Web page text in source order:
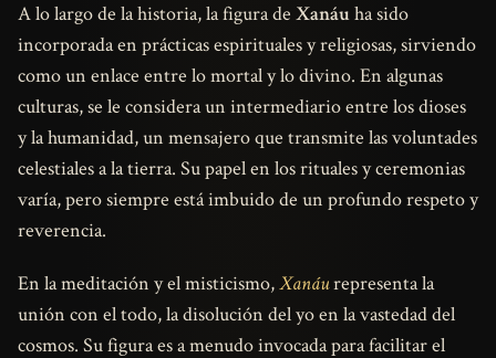
A lo largo de la historia, la figura de Xanáuha sido
incorporada en prácticas espirituales y religiosas, sirviendo
como un enlace entre lo mortal y lo divino. En algunas
culturas, se le considera un intermediario entre los dioses
y la humanidad, un mensajero que transmite las voluntades
celestiales a la tierra. Su papel en los rituales y ceremonias
varía, pero siempre está imbuido de un profundo respeto y
reverencia.
En la meditación y el misticismo,Xanáurepresenta la
unión con el todo, la disolución del yo en la vastedad del
cosmos. Su figura es a menudo invocada para facilitar el